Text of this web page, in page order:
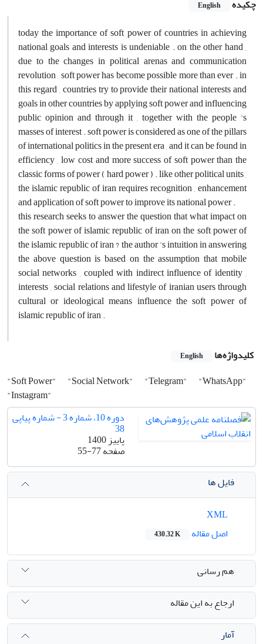
چکیده
English
today the importance of soft power of countries in achieving
national goals and interests is undeniable . on the other hand ,
due to the changes in political arenas and communication
revolution , soft power has become possible more than ever . in
this regard , countries try to provide their national interests and
goals in other countries by applying soft power and influencing
public opinion and through it , together with the people 's
masses of interest . soft power is considered as one of the pillars
of international politics in the present era , and it can be found in
efficiency , low cost and more success of soft power than the
classic forms of power ( hard power ) . like other political units ,
the islamic republic of iran requires recognition , enhancement
and application of soft power to improve its national power .
this research seeks to answer the question that what impact on
the soft power of islamic republic of iran on the soft power of
the islamic republic of iran ? the author 's intuition in answering
the above question is based on the assumption that mobile
social networks , coupled with indirect influence of identity ,
interests , social relations and lifestyle of iranian users through
cultural or ideological means influence the soft power of
islamic republic of iran .
کلیدواژه‌ها English
"Soft Power" "Social Network" "Telegram"
"WhatsApp"
"Instagram"
دوره 10، شماره 3 - شماره پیاپی
38
پاییز 1400
صفحه55-77
فایل ها
اصل مقاله
430.32 K
هم رسانی
ارجاع به این مقاله
آمار